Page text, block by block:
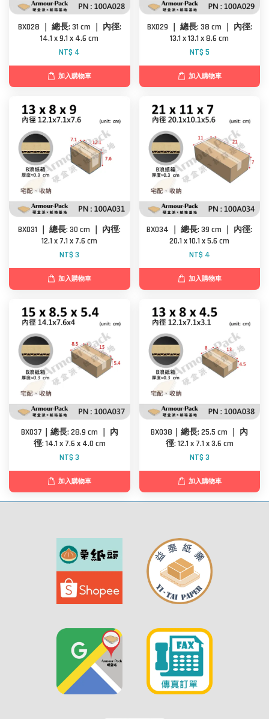
BX028 ｜ 總長: 31 cm ｜ 內徑:
14.1 x 9.1 x 4.6 cm
NT$ 4
加入購物車
BX029 ｜ 總長: 38 cm ｜ 內徑:
13.1 x 13.1 x 8.6 cm
NT$ 5
加入購物車
BX031 ｜ 總長: 30 cm ｜ 內徑:
12.1 x 7.1 x 7.6 cm
NT$ 3
加入購物車
BX034 ｜ 總長: 39 cm ｜ 內徑:
20.1 x 10.1 x 5.6 cm
NT$ 4
加入購物車
BX037｜總長: 28.9 cm ｜ 內
徑: 14.1 x 7.6 x 4.0 cm
NT$ 3
加入購物車
BX038｜總長: 25.5 cm ｜ 內
徑: 12.1 x 7.1 x 3.6 cm
NT$ 3
加入購物車